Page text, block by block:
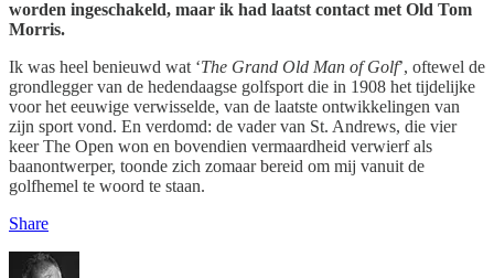
worden ingeschakeld, maar ik had laatst contact met Old Tom
Morris.
Ik was heel benieuwd wat ‘The Grand Old Man of Golf’, oftewel de
grondlegger van de hedendaagse golfsport die in 1908 het tijdelijke
voor het eeuwige verwisselde, van de laatste ontwikkelingen van
zijn sport vond. En verdomd: de vader van St. Andrews, die vier
keer The Open won en bovendien vermaardheid verwierf als
baanontwerper, toonde zich zomaar bereid om mij vanuit de
golfhemel te woord te staan.
Share